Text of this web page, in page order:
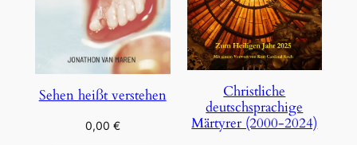
Sehen heißt verstehen
0,00 €
Christliche
deutschsprachige
Märtyrer (2000-2024)